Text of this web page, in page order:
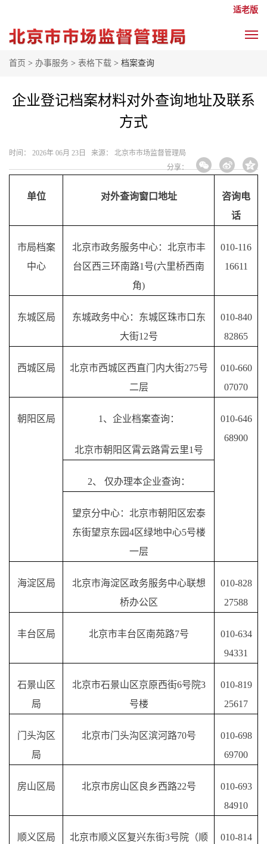
适老版
首页 > 办事服务 > 表格下载 > 档案查询
企业登记档案材料对外查询地址及联系
方式
时间： 2026年 06月 23日 来源： 北京市市场监督管理局
分享：
单位 对外查询窗口地址
咨询电
话
市局档案
中心
北京市政务服务中心：北京市丰
台区西三环南路1号(六里桥西南
角)
010-116
16611
东城区局
东城政务中心：东城区珠市口东
大街12号
010-840
82865
西城区局 北京市西城区西直门内大街275号
二层
010-660
07070
朝阳区局 1、企业档案查询：
北京市朝阳区霄云路霄云里1号
010-646
68900
2、 仅办理本企业查询：
望京分中心：北京市朝阳区宏泰
东街望京东园4区绿地中心5号楼
一层
海淀区局
北京市海淀区政务服务中心联想
桥办公区
010-828
27588
丰台区局 北京市丰台区南苑路7号
010-634
94331
石景山区
局
北京市石景山区京原西街6号院3
号楼
010-819
25617
门头沟区
局
北京市门头沟区滨河路70号
010-698
69700
房山区局 北京市房山区良乡西路22号
010-693
84910
顺义区局 北京市顺义区复兴东街3号院（顺
010-814